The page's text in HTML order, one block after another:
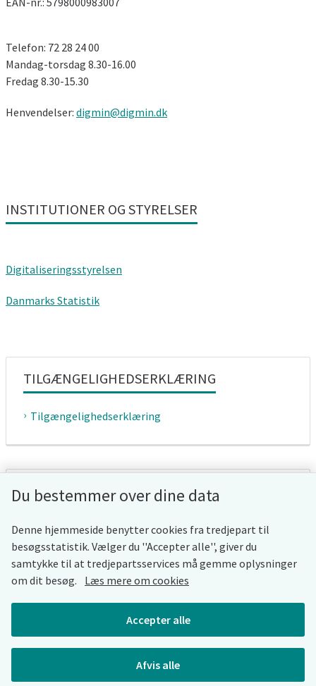
Telefon: 72 28 24 00
Mandag-torsdag 8.30-16.00
Fredag ​​8.30-15.30
Henvendelser: digmin@digmin.dk
INSTITUTIONER OG STYRELSER
Digitaliseringsstyrelsen
Danmarks Statistik
TILGÆNGELIGHEDSERKLÆRING
Tilgængelighedserklæring
WHISTLEBLOWERORDNING
Whistleblowerordning
COOKIES
Cookies
Du bestemmer over dine data
Denne hjemmeside benytter cookies fra tredjepart til
besøgsstatistik. Vælger du ''Accepter alle'', giver du
samtykke til at tredjepartsservices må gemme oplysninger
om dit besøg.
Læs mere om cookies
Accepter alle
Afvis alle